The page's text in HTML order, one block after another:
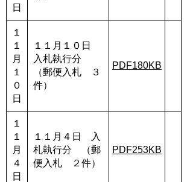
日
１
１
月
１
０
日
１１月１０日
入札執行分
（郵便入札 ３
件）
PDF180KB
１
１
月
４
日
１１月４日 入
札執行分 （郵
便入札 ２件）
PDF253KB